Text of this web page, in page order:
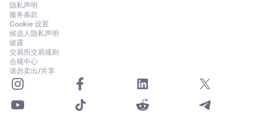
0% / 0.05%
-0.006% / 0.0125%
隐私声明
服务条款
Cookie 设置
候选人隐私声明
披露
交易所交易规则
合规中心
请勿卖出/共享